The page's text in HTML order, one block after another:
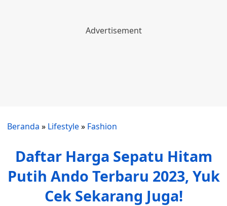
Beranda » Lifestyle» Fashion
Daftar Harga Sepatu Hitam
Putih Ando Terbaru 2023, Yuk
Cek Sekarang Juga!